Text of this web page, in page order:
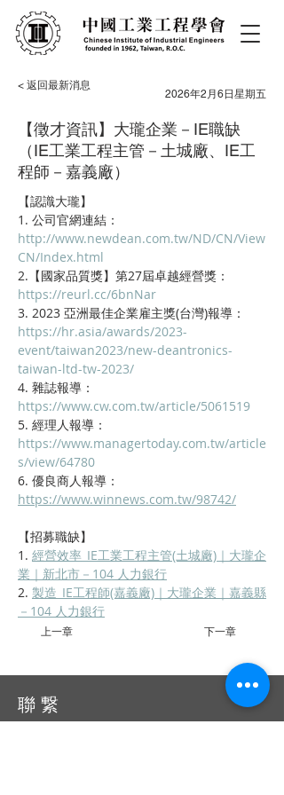
< 返回最新消息
2026年2月6日星期五
【徵才資訊】大瓏企業－IE職缺
（IE工業工程主管－土城廠、IE工
程師－嘉義廠）
【認識大瓏】
1. 公司官網連結：
http://www.newdean.com.tw/ND/CN/View
CN/Index.html
2.【國家品質獎】第27屆卓越經營獎：
https://reurl.cc/6bnNar
3. 2023 亞洲最佳企業雇主獎(台灣)報導：
https://hr.asia/awards/2023-
event/taiwan2023/new-deantronics-
taiwan-ltd-tw-2023/
4. 雜誌報導：
https://www.cw.com.tw/article/5061519
5. 經理人報導：
https://www.managertoday.com.tw/article
s/view/64780
6. 優良商人報導：
https://www.winnews.com.tw/98742/
【招募職缺】
1. 經營效率_IE工業工程主管(土城廠)｜大瓏企
業｜新北市－104 人力銀行
2. 製造_IE工程師(嘉義廠)｜大瓏企業｜嘉義縣
－104 人力銀行
上一章 下一章
聯 繋